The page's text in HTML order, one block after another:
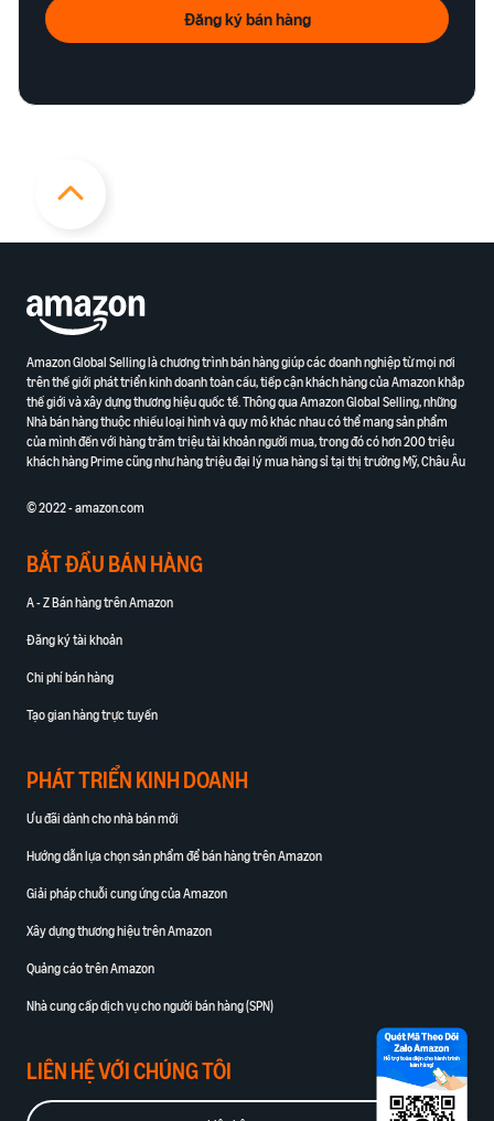
Đăng ký bán hàng
Amazon Global Selling là chương trình bán hàng giúp các doanh nghiệp từ mọi nơi
trên thế giới phát triển kinh doanh toàn cầu, tiếp cận khách hàng của Amazon khắp
thế giới và xây dựng thương hiệu quốc tế. Thông qua Amazon Global Selling, những
Nhà bán hàng thuộc nhiều loại hình và quy mô khác nhau có thể mang sản phẩm
của mình đến với hàng trăm triệu tài khoản người mua, trong đó có hơn 200 triệu
khách hàng Prime cũng như hàng triệu đại lý mua hàng sỉ tại thị trường Mỹ, Châu Âu
© 2022 - amazon.com
BẮT ĐẦU BÁN HÀNG
A - Z Bán hàng trên Amazon
Đăng ký tài khoản
Chi phí bán hàng
Tạo gian hàng trực tuyến
PHÁT TRIỂN KINH DOANH
Ưu đãi dành cho nhà bán mới
Hướng dẫn lựa chọn sản phẩm để bán hàng trên Amazon
Giải pháp chuỗi cung ứng của Amazon
Xây dựng thương hiệu trên Amazon
Quảng cáo trên Amazon
Nhà cung cấp dịch vụ cho người bán hàng (SPN)
LIÊN HỆ VỚI CHÚNG TÔI